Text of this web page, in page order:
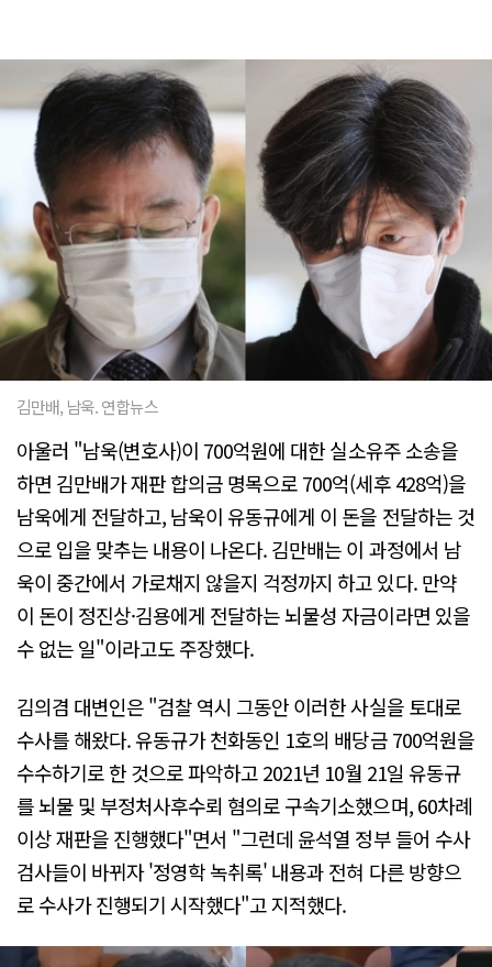
김만배, 남욱. 연합뉴스
아울러 "남욱(변호사)이 700억원에 대한 실소유주 소송을
하면 김만배가 재판 합의금 명목으로 700억(세후 428억)을
남욱에게 전달하고, 남욱이 유동규에게 이 돈을 전달하는 것
으로 입을 맞추는 내용이 나온다. 김만배는 이 과정에서 남
욱이 중간에서 가로채지 않을지 걱정까지 하고 있다. 만약
이 돈이 정진상·김용에게 전달하는 뇌물성 자금이라면 있을
수 없는 일"이라고도 주장했다.
김의겸 대변인은 "검찰 역시 그동안 이러한 사실을 토대로
수사를 해왔다. 유동규가 천화동인 1호의 배당금 700억원을
수수하기로 한 것으로 파악하고 2021년 10월 21일 유동규
를 뇌물 및 부정처사후수뢰 혐의로 구속기소했으며, 60차례
이상 재판을 진행했다"면서 "그런데 윤석열 정부 들어 수사
검사들이 바뀌자 '정영학 녹취록' 내용과 전혀 다른 방향으
로 수사가 진행되기 시작했다"고 지적했다.